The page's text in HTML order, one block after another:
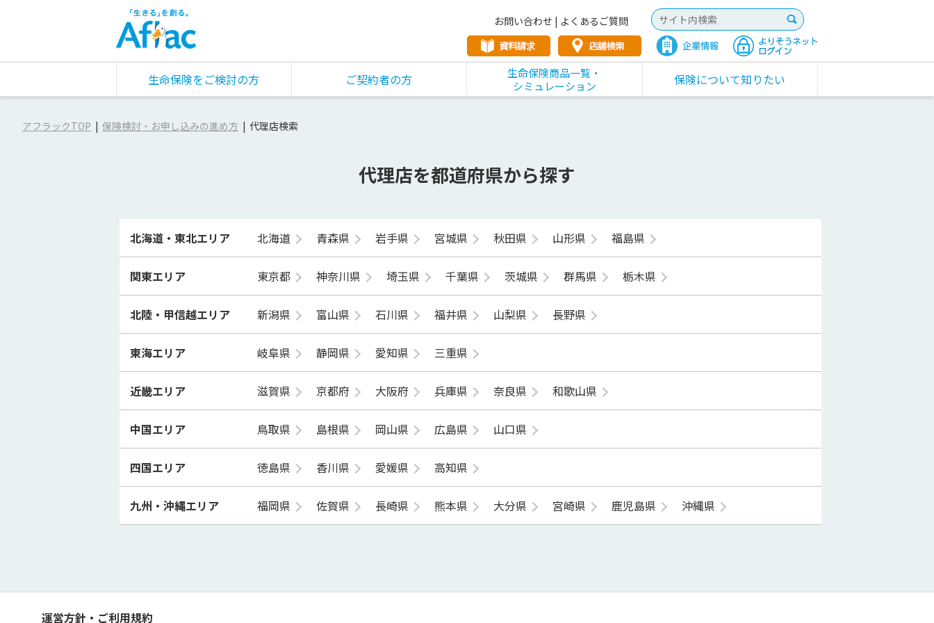
お問い合わせ | よくあるご質問
生命保険をご検討の方 ご契約者の方
生命保険商品一覧・
シミュレーション
保険について知りたい
アフラックTOP 保険検討・お申し込みの進め方 代理店検索
代理店を都道府県から探す
北海道・東北エリア 北海道 青森県 岩手県 宮城県 秋田県 山形県 福島県
関東エリア 東京都 神奈川県 埼玉県 千葉県 茨城県 群馬県 栃木県
北陸・甲信越エリア 新潟県 富山県 石川県 福井県 山梨県 長野県
東海エリア 岐阜県 静岡県 愛知県 三重県
近畿エリア 滋賀県 京都府 大阪府 兵庫県 奈良県 和歌山県
中国エリア 鳥取県 島根県 岡山県 広島県 山口県
四国エリア 徳島県 香川県 愛媛県 高知県
九州・沖縄エリア 福岡県 佐賀県 長崎県 熊本県 大分県 宮崎県 鹿児島県 沖縄県
運営方針・ご利用規約